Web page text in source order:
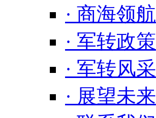
· 商海领航
· 军转政策
· 军转风采
· 展望未来